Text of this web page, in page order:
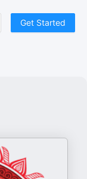
Get Started